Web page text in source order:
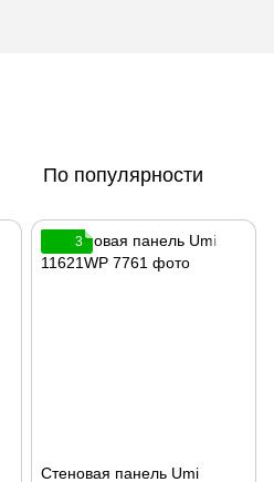
По популярности
3
Стеновая панель Umi